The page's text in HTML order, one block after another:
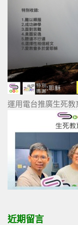
運用電台推廣生死教
近期留言